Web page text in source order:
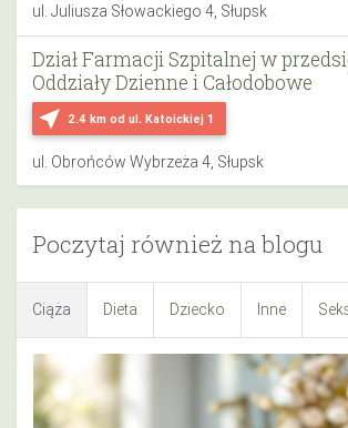
ul. Juliusza Słowackiego 4, Słupsk
near_me 2.4 km od ul. Katoickiej 1
Dział Farmacji Szpitalnej w
Oddziały Dzienne i Całodobowe
ul. Obrońców Wybrzeża 4, Słupsk
Poczytaj również na blogu
Ciąża Dieta Dziecko Inne